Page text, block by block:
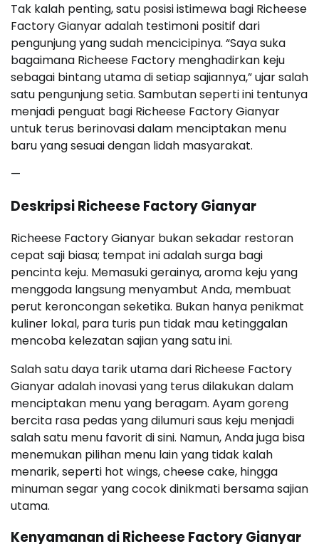
Tak kalah penting, satu posisi istimewa bagi Richeese
Factory Gianyar adalah testimoni positif dari
pengunjung yang sudah mencicipinya. “Saya suka
bagaimana Richeese Factory menghadirkan keju
sebagai bintang utama di setiap sajiannya,” ujar salah
satu pengunjung setia. Sambutan seperti ini tentunya
menjadi penguat bagi Richeese Factory Gianyar
untuk terus berinovasi dalam menciptakan menu
baru yang sesuai dengan lidah masyarakat.
—
Deskripsi Richeese Factory Gianyar
Richeese Factory Gianyar bukan sekadar restoran
cepat saji biasa; tempat ini adalah surga bagi
pencinta keju. Memasuki gerainya, aroma keju yang
menggoda langsung menyambut Anda, membuat
perut keroncongan seketika. Bukan hanya penikmat
kuliner lokal, para turis pun tidak mau ketinggalan
mencoba kelezatan sajian yang satu ini.
Salah satu daya tarik utama dari Richeese Factory
Gianyar adalah inovasi yang terus dilakukan dalam
menciptakan menu yang beragam. Ayam goreng
bercita rasa pedas yang dilumuri saus keju menjadi
salah satu menu favorit di sini. Namun, Anda juga bisa
menemukan pilihan menu lain yang tidak kalah
menarik, seperti hot wings, cheese cake, hingga
minuman segar yang cocok dinikmati bersama sajian
utama.
Kenyamanan di Richeese Factory Gianyar